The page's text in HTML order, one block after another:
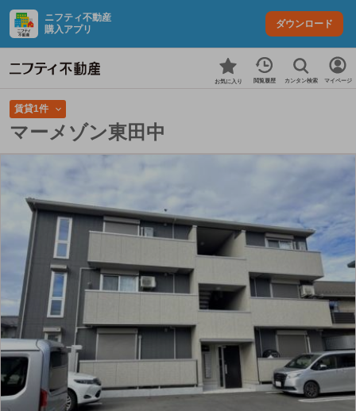
ニフティ不動産
購入アプリ
ダウンロード
お気に入り 閲覧履歴 カンタン検索 マイページ
賃貸1件
マーメゾン東田中